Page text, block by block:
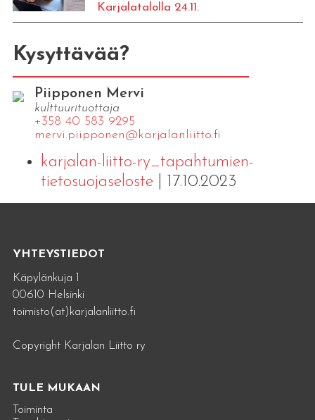
Karjalatalolla 24.11.
Kysyttävää?
Piipponen Mervi
kulttuurituottaja
+358 40 583 9295
mervi.​piipponen@​kar​jala​nlii​tto.​fi
karjalan-liitto-ry_tapahtumien-
tietosuojaseloste| 17.10.2023
YHTEYSTIEDOT
Käpylänkuja 1
00610 Helsinki
toimisto(at)karjalanliitto.fi
Copyright Karjalan Liitto ry
TULE MUKAAN
Toiminta